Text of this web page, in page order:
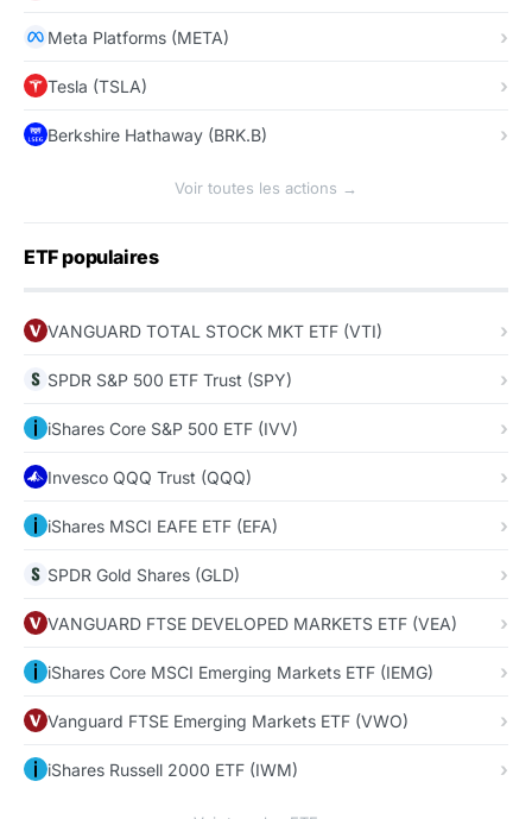
Meta Platforms (META)
Tesla (TSLA)
Berkshire Hathaway (BRK.B)
Voir toutes les actions →
ETF populaires
VANGUARD TOTAL STOCK MKT ETF (VTI)
SPDR S&P 500 ETF Trust (SPY)
iShares Core S&P 500 ETF (IVV)
Invesco QQQ Trust (QQQ)
iShares MSCI EAFE ETF (EFA)
SPDR Gold Shares (GLD)
VANGUARD FTSE DEVELOPED MARKETS ETF (VEA)
iShares Core MSCI Emerging Markets ETF (IEMG)
Vanguard FTSE Emerging Markets ETF (VWO)
iShares Russell 2000 ETF (IWM)